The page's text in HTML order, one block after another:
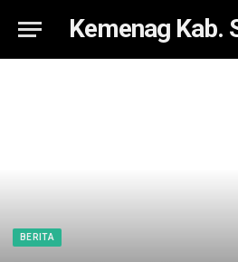
Kemenag Kab.
BERITA